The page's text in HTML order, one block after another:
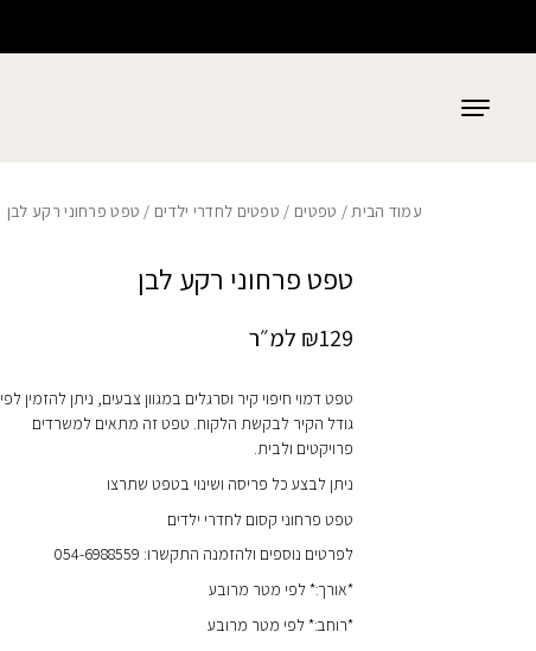
עמוד הבית/ טפטים / טפטים לחדרי ילדים / טפט פרחוני רקע לבן
טפט פרחוני רקע לבן
₪129 למ״ר
טפט דמוי חיפוי קיר וסרגלים במגוון צבעים, ניתן להזמין לפי
גודל הקיר לבקשת הלקוח. טפט זה מתאים למשרדים
פרויקטים ולבית.
ניתן לבצע כל פריסה ושינוי בטפט שתרצו
טפט פרחוני קסום לחדרי ילדים
לפרטים נוספים ולהזמנה התקשרו: 054-6988559
*אורך:* לפי מטר מרובע
*רוחב:* לפי מטר מרובע